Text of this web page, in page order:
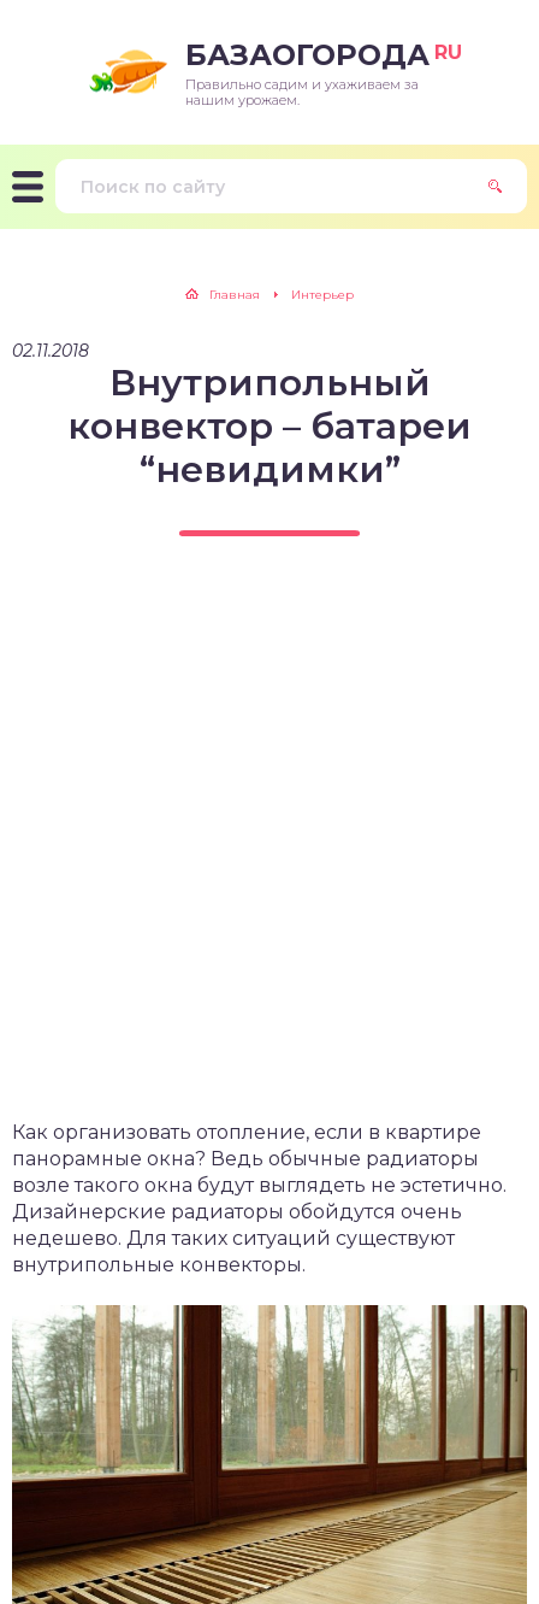
БАЗАОГОРОДА RU
Правильно садим и ухаживаем за
нашим урожаем.
Главная Интерьер
02.11.2018
Внутрипольный
конвектор – батареи
“невидимки”
Как организовать отопление, если в квартире
панорамные окна? Ведь обычные радиаторы
возле такого окна будут выглядеть не эстетично.
Дизайнерские радиаторы обойдутся очень
недешево. Для таких ситуаций существуют
внутрипольные конвекторы.